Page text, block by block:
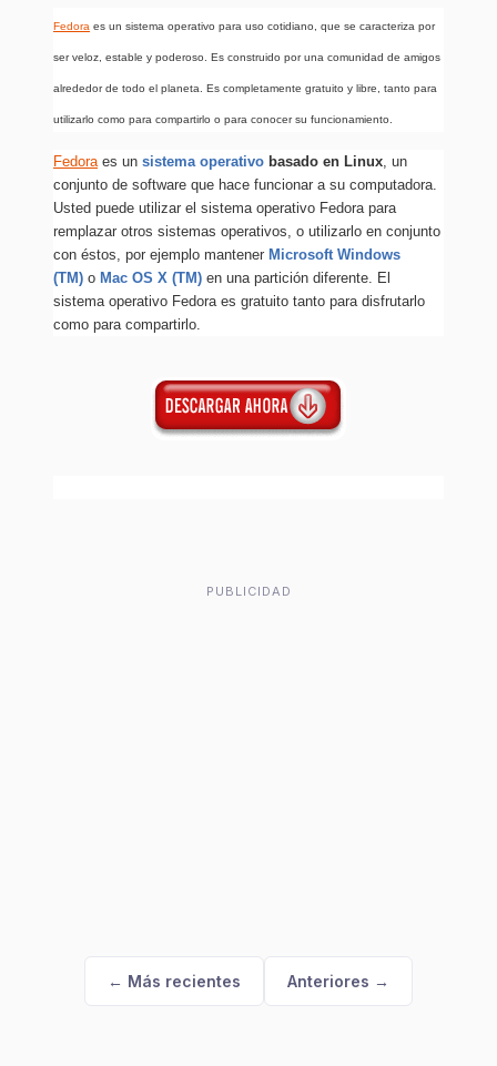
Fedora es un sistema operativo para uso cotidiano, que se caracteriza por
ser veloz, estable y poderoso. Es construido por una comunidad de amigos
alrededor de todo el planeta. Es completamente gratuito y libre, tanto para
utilizarlo como para compartirlo o para conocer su funcionamiento.
Fedora es un sistema operativo basado en Linux , un
conjunto de software que hace funcionar a su computadora.
Usted puede utilizar el sistema operativo Fedora para
remplazar otros sistemas operativos, o utilizarlo en conjunto
con éstos, por ejemplo mantener Microsoft Windows
(TM) o Mac OS X (TM) en una partición diferente. El
sistema operativo Fedora es gratuito tanto para disfrutarlo
como para compartirlo.
PUBLICIDAD
← Más recientes Anteriores →